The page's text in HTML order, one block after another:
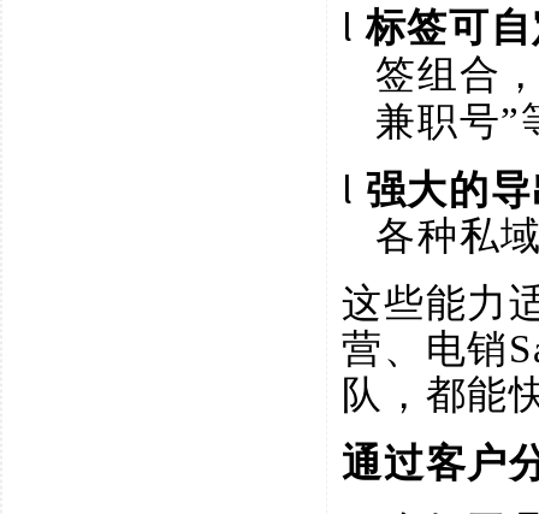
l标签可
签组合
兼职号”
l 强大的
各种私
这些能力
营、电销
队，都能
通过客户